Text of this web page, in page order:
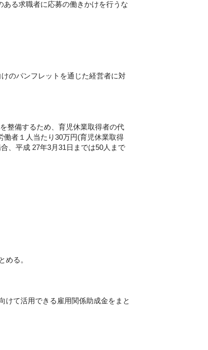
る求職者に応募の働きかけを行うな
のパンフレットを通じた経営者に対
整備するため、育児休業取得者の代
者１人当たり30万円(育児休業取得
、平成 27年3月31日までは50人まで
める。
けて活用できる雇用関係助成金をまと